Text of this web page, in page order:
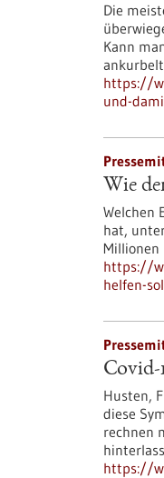
Die
Kann
https://
und-
Wie
Welchen
hat,
Millionen
https://
helfen-
Covid-
Husten,
diese
rechnen
https://